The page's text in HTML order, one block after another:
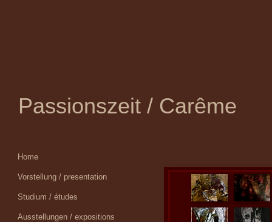
Passionszeit / Carême
Home
Vorstellung / presentation
Studium / études
Ausstellungen / expositions